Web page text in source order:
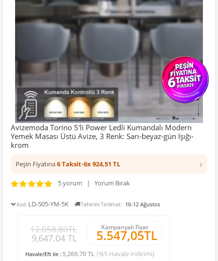
Avizemoda Torino 5'li Power Ledli Kumandalı Modern
Yemek Masası Üstü Avize, 3 Renk: Sarı-beyaz-gün Işığı-
krom
Peşin Fiyatına6 Taksit•6x 924,51 TL ›
5 yorum | Yorum Bırak
Kod: LD-505-YM-5K Tahmini Teslimat: 10-12 Ağustos
12.058,80TL
9,647.04 TL
Kampanyalı Fiyat
5.547,05TL
Havale/Eft ile : 5,269.70 TL (%5 Havale indirimi)